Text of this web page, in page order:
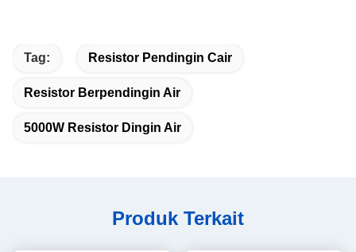
Tag: Resistor Pendingin Cair
Resistor Berpendingin Air
5000W Resistor Dingin Air
Produk Terkait